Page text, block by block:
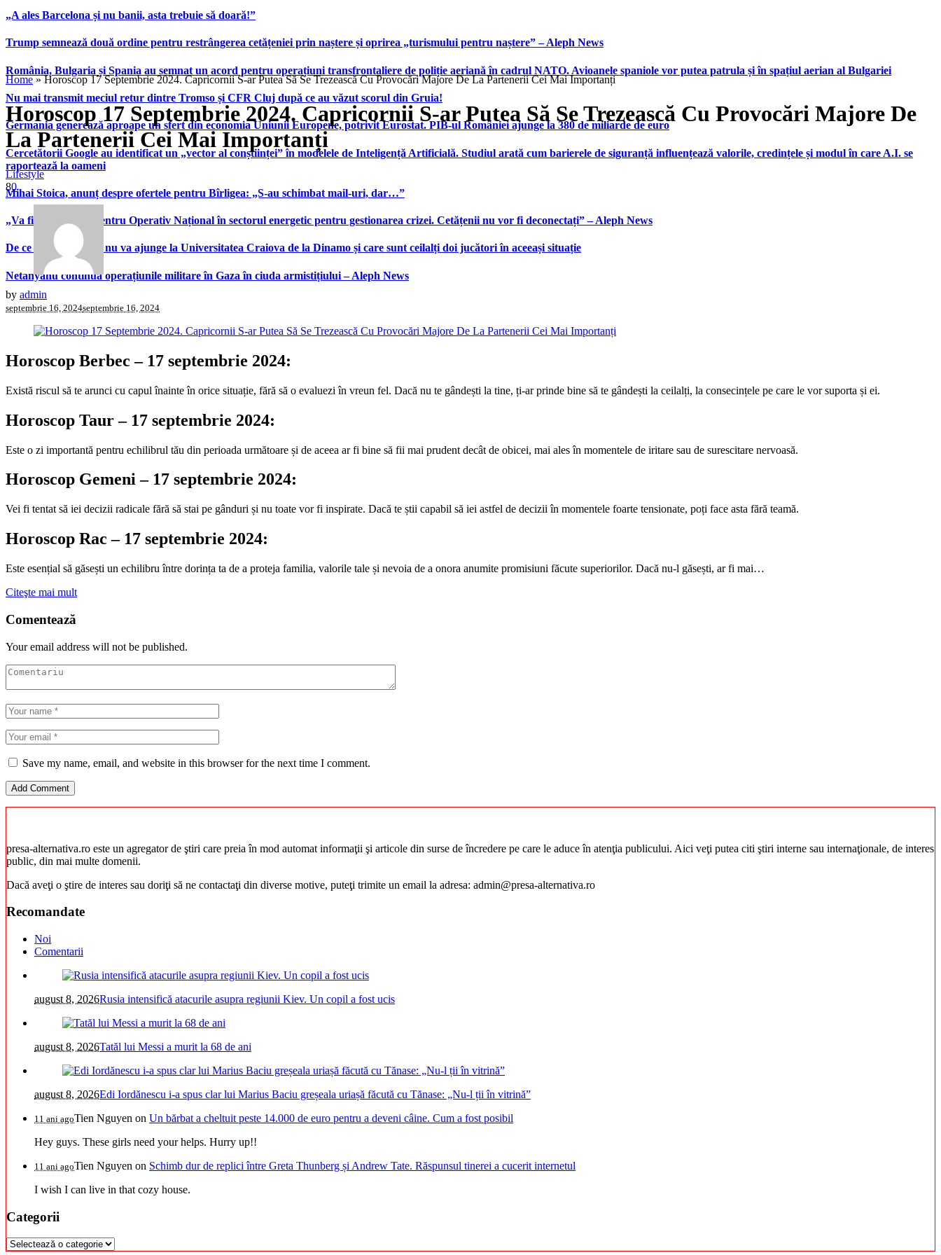
„A ales Barcelona și nu banii, asta trebuie să doară!”
Trump semnează două ordine pentru restrângerea cetățeniei prin naștere și oprirea „turismului pentru naștere” – Aleph News
România, Bulgaria și Spania au semnat un acord pentru operațiuni transfrontaliere de poliție aeriană în cadrul NATO. Avioanele spaniole vor putea patrula și în spațiul aerian al Bulgariei
Nu mai transmit meciul retur dintre Tromso și CFR Cluj după ce au văzut scorul din Gruia!
Germania generează aproape un sfert din economia Uniunii Europene, potrivit Eurostat. PIB-ul României ajunge la 380 de miliarde de euro
Cercetătorii Google au identificat un „vector al conștiinței” în modelele de Inteligență Artificială. Studiul arată cum barierele de siguranță influențează valorile, credințele și modul în care A.I. se
raportează la oameni
Mihai Stoica, anunț despre ofertele pentru Bîrligea: „S-au schimbat mail-uri, dar…”
„Va fi înființat un Centru Operativ Național în sectorul energetic pentru gestionarea crizei. Cetățenii nu vor fi deconectați” – Aleph News
De ce Nikita Stoinov nu va ajunge la Universitatea Craiova de la Dinamo și care sunt ceilalți doi jucători în aceeași situație
Netanyahu continuă operațiunile militare în Gaza în ciuda armistițiului – Aleph News
Home»Horoscop 17 Septembrie 2024. Capricornii S-ar Putea Să Se Trezească Cu Provocări Majore De La Partenerii Cei Mai Importanți
Horoscop 17 Septembrie 2024. Capricornii S-ar Putea Să Se Trezească Cu Provocări Majore De
La Partenerii Cei Mai Importanți
Lifestyle
80
by admin
septembrie 16, 2024septembrie 16, 2024
Horoscop Berbec – 17 septembrie 2024:
Există riscul să te arunci cu capul înainte în orice situație, fără să o evaluezi în vreun fel. Dacă nu te gândești la tine, ți-ar prinde bine să te gândești la ceilalți, la consecințele pe care le vor suporta și ei.
Horoscop Taur – 17 septembrie 2024:
Este o zi importantă pentru echilibrul tău din perioada următoare și de aceea ar fi bine să fii mai prudent decât de obicei, mai ales în momentele de iritare sau de surescitare nervoasă.
Horoscop Gemeni – 17 septembrie 2024:
Vei fi tentat să iei decizii radicale fără să stai pe gânduri și nu toate vor fi inspirate. Dacă te știi capabil să iei astfel de decizii în momentele foarte tensionate, poți face asta fără teamă.
Horoscop Rac – 17 septembrie 2024:
Este esențial să găsești un echilibru între dorința ta de a proteja familia, valorile tale și nevoia de a onora anumite promisiuni făcute superiorilor. Dacă nu-l găsești, ar fi mai…
Citeşte mai mult
Comentează
Your email address will not be published.
Save my name, email, and website in this browser for the next time I comment.
presa-alternativa.ro este un agregator de ştiri care preia în mod automat informaţii şi articole din surse de încredere pe care le aduce în atenţia publicului. Aici veţi putea citi ştiri interne sau internaţionale, de interes
public, din mai multe domenii.
Dacă aveţi o ştire de interes sau doriţi să ne contactaţi din diverse motive, puteţi trimite un email la adresa: admin@presa-alternativa.ro
Recomandate
Noi
Comentarii
august 8, 2026Rusia intensifică atacurile asupra regiunii Kiev. Un copil a fost ucis
august 8, 2026Tatăl lui Messi a murit la 68 de ani
august 8, 2026Edi Iordănescu i-a spus clar lui Marius Baciu greșeala uriașă făcută cu Tănase: „Nu-l ții în vitrină”
11 ani agoTien Nguyen on Un bărbat a cheltuit peste 14.000 de euro pentru a deveni câine. Cum a fost posibil
Hey guys. These girls need your helps. Hurry up!!
11 ani agoTien Nguyen on Schimb dur de replici între Greta Thunberg și Andrew Tate. Răspunsul tinerei a cucerit internetul
I wish I can live in that cozy house.
Categorii
Categorii